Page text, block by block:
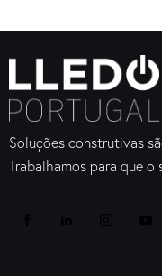
Soluções construtivas
Trabalhamos para que